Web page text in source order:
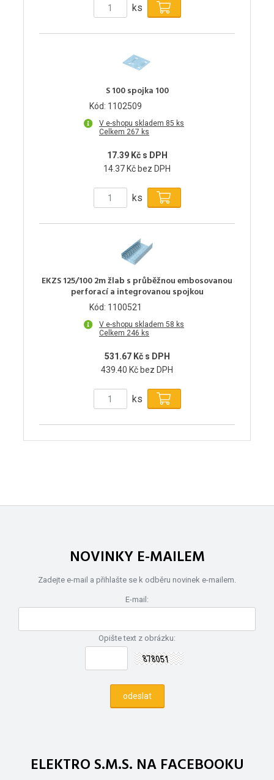
ks
S 100 spojka 100
Kód: 1102509
V e-shopu skladem 85 ks
Celkem 267 ks
17.39 Kč s DPH
14.37 Kč bez DPH
ks
EKZS 125/100 2m žlab s průběžnou embosovanou
perforací a integrovanou spojkou
Kód: 1100521
V e-shopu skladem 58 ks
Celkem 246 ks
531.67 Kč s DPH
439.40 Kč bez DPH
ks
NOVINKY E-MAILEM
Zadejte e-mail a přihlašte se k odběru novinek e-mailem.
E-mail:
Opište text z obrázku:
ELEKTRO S.M.S. NA FACEBOOKU